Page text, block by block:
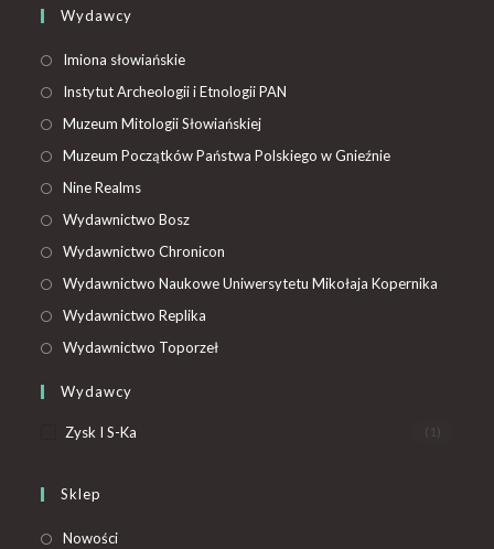
Wydawcy
Imiona słowiańskie
Instytut Archeologii i Etnologii PAN
Muzeum Mitologii Słowiańskiej
Muzeum Początków Państwa Polskiego w Gnieźnie
Nine Realms
Wydawnictwo Bosz
Wydawnictwo Chronicon
Wydawnictwo Naukowe Uniwersytetu Mikołaja Kopernika
Wydawnictwo Replika
Wydawnictwo Toporzeł
Wydawcy
Zysk I S-Ka (1)
Sklep
Nowości